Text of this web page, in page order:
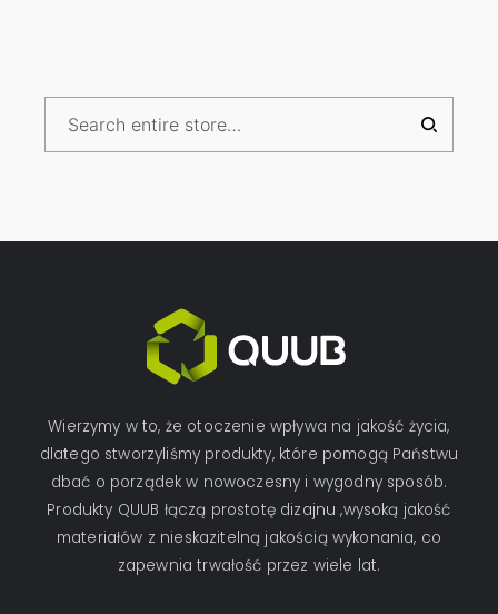
Wierzymy w to, że otoczenie wpływa na jakość życia,
dlatego stworzyliśmy produkty, które pomogą Państwu
dbać o porządek w nowoczesny i wygodny sposób.
Produkty QUUB łączą prostotę dizajnu ,wysoką jakość
materiałów z nieskazitelną jakością wykonania, co
zapewnia trwałość przez wiele lat.